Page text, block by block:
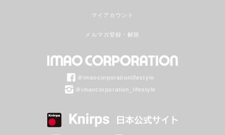
マイアカウント
メルマガ登録・解除
＠imaocorporationlifestyle
＠imaocorporation_lifestyle